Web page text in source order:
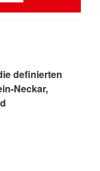
definierten
Neckar,